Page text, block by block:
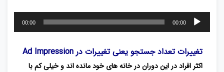
پخش‌کننده
صوت
00:00
00:00
تغییرات تعداد جستجو یعنی تغییرات در Ad Impression
اکثر افراد در این دوران در خانه های خود مانده اند و خیلی کم با